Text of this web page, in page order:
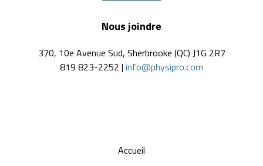
Nous joindre
370, 10e Avenue Sud, Sherbrooke (QC) J1G 2R7
819 823-2252 | info@physipro.com
Accueil